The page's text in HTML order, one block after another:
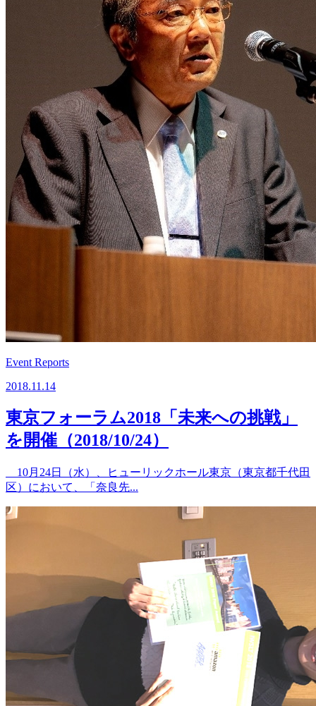
Event Reports
2018.11.14
東京フォーラム2018「未来への挑戦」
を開催（2018/10/24）
10月24日（水）、ヒューリックホール東京（東京都千代田
区）において、「奈良先...